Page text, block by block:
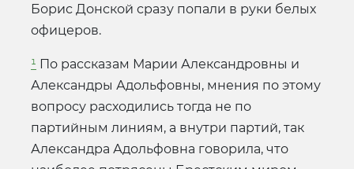
Борис Донской сразу попали в руки белых
офицеров.
¹ По рассказам Марии Александровны и
Александры Адольфовны, мнения по этому
вопросу расходились тогда не по
партийным линиям, а внутри партий, так
Александра Адольфовна говорила, что